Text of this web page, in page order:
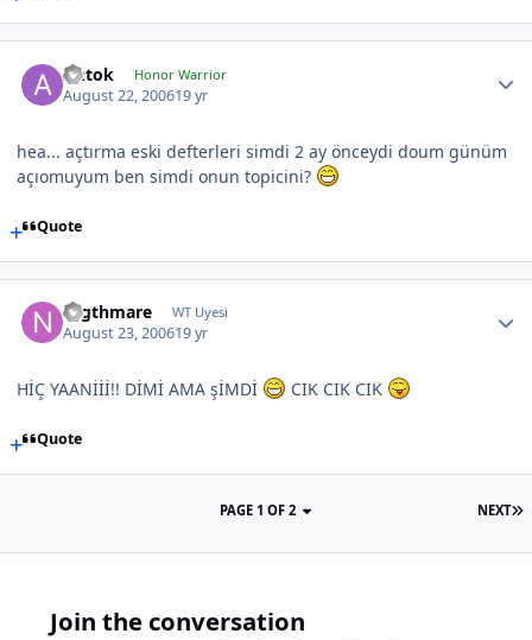
Antok Honor Warrior
August 22, 200619 yr
hea... açtırma eski defterleri simdi 2 ay önceydi doum günüm
açıomuyum ben simdi onun topicini?
Quote
Nigthmare WT Uyesi
August 23, 200619 yr
HİÇ YAANİİİ!! DİMİ AMA şİMDİ CIK CIK CIK
Quote
NEXT
PAGE 1 OF 2
Join the conversation